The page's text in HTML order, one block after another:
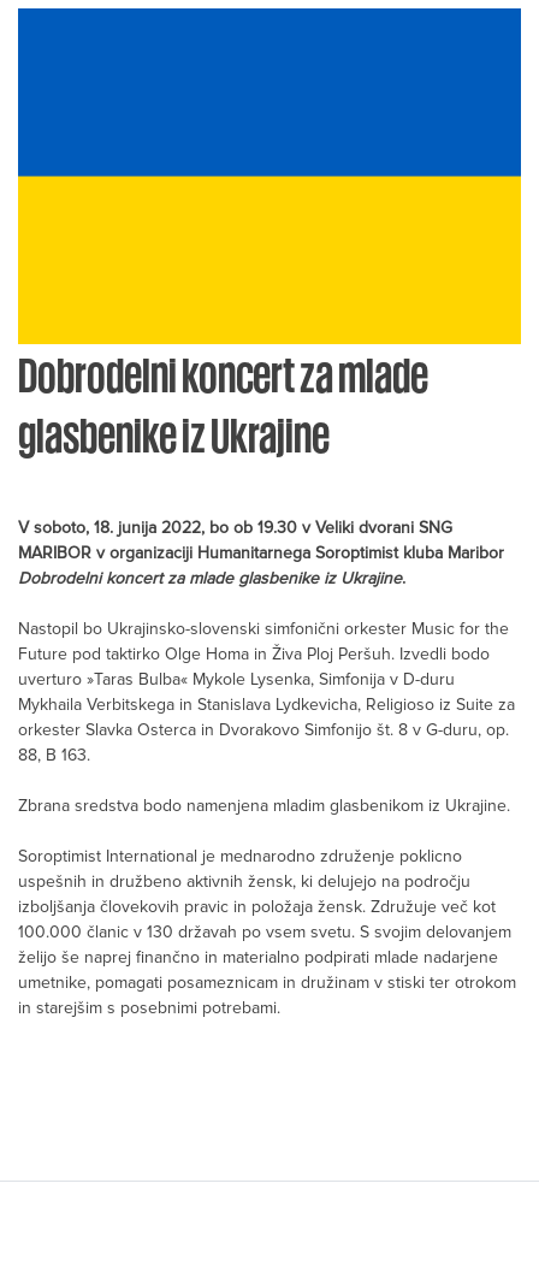
Dobrodelni koncert za mlade
glasbenike iz Ukrajine
V soboto, 18. junija 2022, bo ob 19.30 v Veliki dvorani SNG
MARIBOR v organizaciji Humanitarnega Soroptimist kluba Maribor
Dobrodelni koncert za mlade glasbenike iz Ukrajine.
Nastopil bo Ukrajinsko-slovenski simfonični orkester Music for the
Future pod taktirko Olge Homa in Živa Ploj Peršuh. Izvedli bodo
uverturo »Taras Bulba« Mykole Lysenka, Simfonija v D-duru
Mykhaila Verbitskega in Stanislava Lydkevicha, Religioso iz Suite za
orkester Slavka Osterca in Dvorakovo Simfonijo št. 8 v G-duru, op.
88, B 163.
Zbrana sredstva bodo namenjena mladim glasbenikom iz Ukrajine.
Soroptimist International je mednarodno združenje poklicno
uspešnih in družbeno aktivnih žensk, ki delujejo na področju
izboljšanja človekovih pravic in položaja žensk. Združuje več kot
100.000 članic v 130 državah po vsem svetu. S svojim delovanjem
želijo še naprej finančno in materialno podpirati mlade nadarjene
umetnike, pomagati posameznicam in družinam v stiski ter otrokom
in starejšim s posebnimi potrebami.